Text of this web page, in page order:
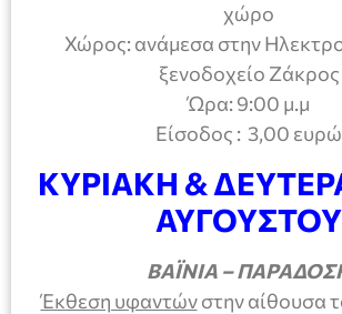
χώρο
Χώρος: ανάμεσα στην
ξενοδοχείο Ζάκρος
Ώρα: 9:00 μ.μ
Είσοδος : 3,00 ευρώ
ΚΥΡΙΑΚΗ &
ΑΥΓΟΥΣΤΟΥ
ΒΑΪΝΙΑ –
Έκθεση υφαντώνστην αίθουσα